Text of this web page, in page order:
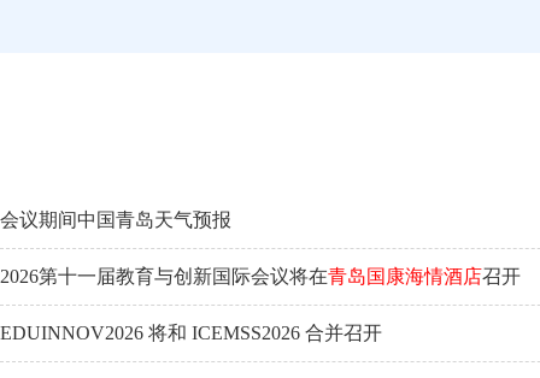
会议期间中国青岛天气预报
2026第十一届教育与创新国际会议将在青岛国康海情酒店召开
EDUINNOV2026 将和 ICEMSS2026 合并召开